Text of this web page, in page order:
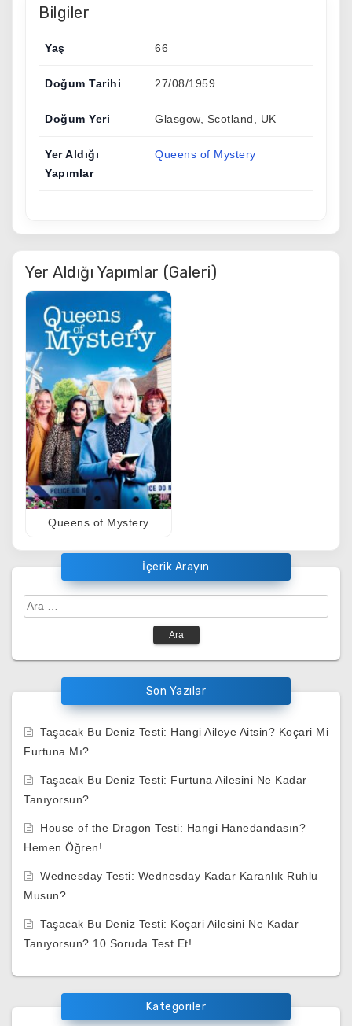
Bilgiler
Yaş 66
Doğum Tarihi 27/08/1959
Doğum Yeri Glasgow, Scotland, UK
Yer Aldığı
Yapımlar
Queens of Mystery
Yer Aldığı Yapımlar (Galeri)
Queens of Mystery
İçerik Arayın
Arama:
Son Yazılar
Taşacak Bu Deniz Testi: Hangi Aileye Aitsin? Koçari Mi
Furtuna Mı?
Taşacak Bu Deniz Testi: Furtuna Ailesini Ne Kadar
Tanıyorsun?
House of the Dragon Testi: Hangi Hanedandasın?
Hemen Öğren!
Wednesday Testi: Wednesday Kadar Karanlık Ruhlu
Musun?
Taşacak Bu Deniz Testi: Koçari Ailesini Ne Kadar
Tanıyorsun? 10 Soruda Test Et!
Kategoriler